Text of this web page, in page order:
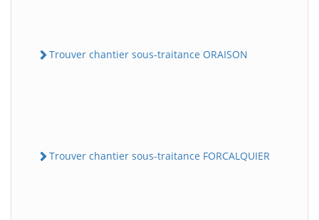
Trouver chantier sous-traitance ORAISON
Trouver chantier sous-traitance FORCALQUIER